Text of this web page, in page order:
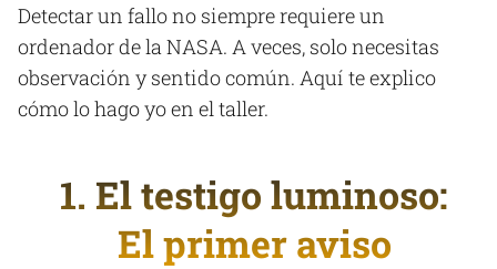
Detectar un fallo no siempre requiere un
ordenador de la NASA. A veces, solo necesitas
observación y sentido común. Aquí te explico
cómo lo hago yo en el taller.
1. El testigo luminoso:
El primer aviso